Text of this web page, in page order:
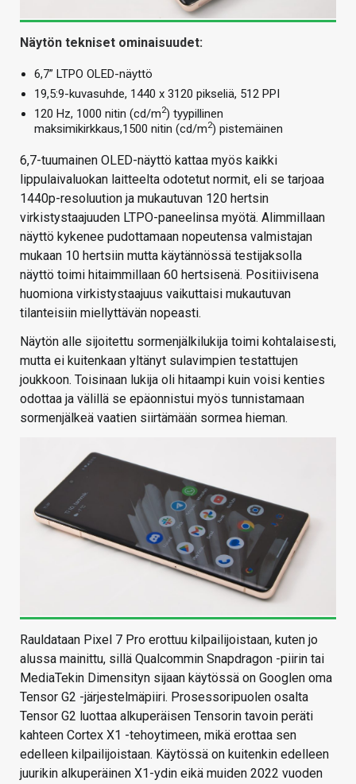
Näytön tekniset ominaisuudet:
6,7” LTPO OLED-näyttö
19,5:9-kuvasuhde, 1440 x 3120 pikseliä, 512 PPI
120 Hz, 1000 nitin (cd/m2) tyypillinen
maksimikirkkaus,1500 nitin (cd/m2) pistemäinen
6,7-tuumainen OLED-näyttö kattaa myös kaikki
lippulaivaluokan laitteelta odotetut normit, eli se tarjoaa
1440p-resoluution ja mukautuvan 120 hertsin
virkistystaajuuden LTPO-paneelinsa myötä. Alimmillaan
näyttö kykenee pudottamaan nopeutensa valmistajan
mukaan 10 hertsiin mutta käytännössä testijaksolla
näyttö toimi hitaimmillaan 60 hertsisenä. Positiivisena
huomiona virkistystaajuus vaikuttaisi mukautuvan
tilanteisiin miellyttävän nopeasti.
Näytön alle sijoitettu sormenjälkilukija toimi kohtalaisesti,
mutta ei kuitenkaan yltänyt sulavimpien testattujen
joukkoon. Toisinaan lukija oli hitaampi kuin voisi kenties
odottaa ja välillä se epäonnistui myös tunnistamaan
sormenjälkeä vaatien siirtämään sormea hieman.
Rauldataan Pixel 7 Pro erottuu kilpailijoistaan, kuten jo
alussa mainittu, sillä Qualcommin Snapdragon -piirin tai
MediaTekin Dimensityn sijaan käytössä on Googlen oma
Tensor G2 -järjestelmäpiiri. Prosessoripuolen osalta
Tensor G2 luottaa alkuperäisen Tensorin tavoin peräti
kahteen Cortex X1 -tehoytimeen, mikä erottaa sen
edelleen kilpailijoistaan. Käytössä on kuitenkin edelleen
juurikin alkuperäinen X1-ydin eikä muiden 2022 vuoden